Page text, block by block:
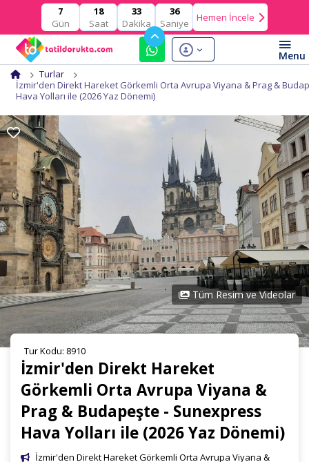
7
Gün
18
Saat
33
Dakika
36
Saniye
Hemen İncele
Turlar
İzmir'den Direkt Hareket Görkemli Orta Avrupa Viyana & Prag &
Hava Yolları ile (2026 Yaz Dönemi)
Tüm Resim ve Videolar
Tur Kodu: 8910
İzmir'den Direkt Hareket
Görkemli Orta Avrupa Viyana &
Prag & Budapeşte - Sunexpress
Hava Yolları ile (2026 Yaz Dönemi)
İzmir'den Direkt Hareket Görkemli Orta Avrupa Viyana &